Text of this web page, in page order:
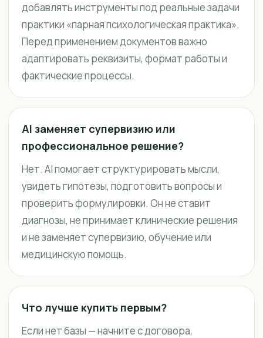
добавлять инструменты под реальные задачи
практики «парная психологическая практика».
Перед применением документов важно
адаптировать реквизиты, формат работы и
фактические процессы.
AI заменяет супервизию или
профессиональное решение?
Нет. AI помогает структурировать мысли,
увидеть гипотезы, подготовить вопросы и
проверить формулировки. Он не ставит
диагнозы, не принимает клинические решения
и не заменяет супервизию, обучение или
медицинскую помощь.
Что лучше купить первым?
Если нет базы — начните с договора,